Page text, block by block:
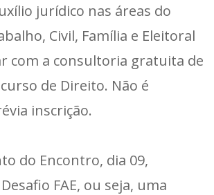
jurídico nas áreas do
Civil, Família e Eleitoral
com a consultoria gratuita de
de Direito. Não é
inscrição.
do Encontro, dia 09,
FAE, ou seja, uma